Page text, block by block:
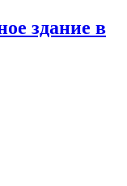
здание в